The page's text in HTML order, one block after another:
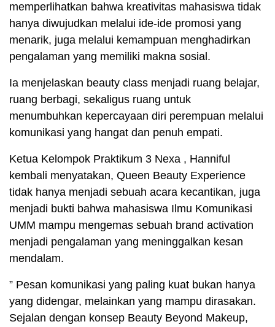
memperlihatkan bahwa kreativitas mahasiswa tidak
hanya diwujudkan melalui ide-ide promosi yang
menarik, juga melalui kemampuan menghadirkan
pengalaman yang memiliki makna sosial.
Ia menjelaskan beauty class menjadi ruang belajar,
ruang berbagi, sekaligus ruang untuk
menumbuhkan kepercayaan diri perempuan melalui
komunikasi yang hangat dan penuh empati.
Ketua Kelompok Praktikum 3 Nexa , Hanniful
kembali menyatakan, Queen Beauty Experience
tidak hanya menjadi sebuah acara kecantikan, juga
menjadi bukti bahwa mahasiswa Ilmu Komunikasi
UMM mampu mengemas sebuah brand activation
menjadi pengalaman yang meninggalkan kesan
mendalam.
” Pesan komunikasi yang paling kuat bukan hanya
yang didengar, melainkan yang mampu dirasakan.
Sejalan dengan konsep Beauty Beyond Makeup,